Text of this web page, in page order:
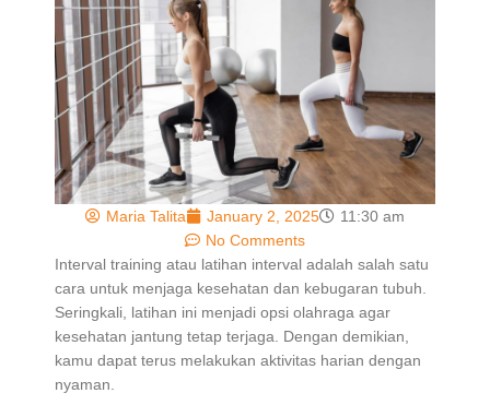
Maria Talita January 2, 2025
11:30 am
No Comments
Interval training atau latihan interval adalah salah satu
cara untuk menjaga kesehatan dan kebugaran tubuh.
Seringkali, latihan ini menjadi opsi olahraga agar
kesehatan jantung tetap terjaga. Dengan demikian,
kamu dapat terus melakukan aktivitas harian dengan
nyaman.